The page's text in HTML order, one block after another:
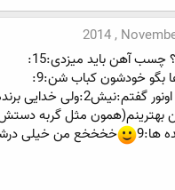
2014 ,
آهن باید میزدی:15:
بگو خودشون کباب شن:9:
من تعریفم از برنده رو اونور
بهترینم(همون مثل گربه
ها:9
خخخخع من خیلی